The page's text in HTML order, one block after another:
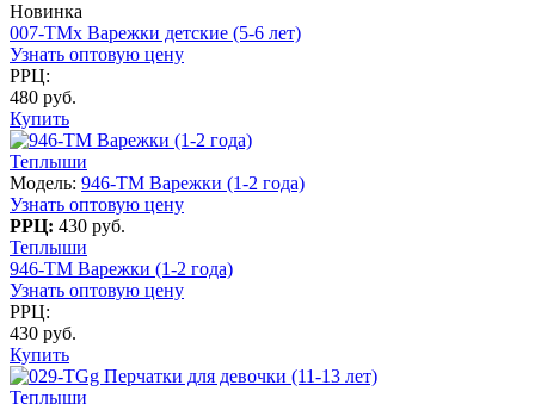
Новинка
007-TMx Варежки детские (5-6 лет)
Узнать оптовую цену
РРЦ:
480 руб.
Купить
Теплыши
Модель: 946-TM Варежки (1-2 года)
Узнать оптовую цену
РРЦ: 430 руб.
Теплыши
946-TM Варежки (1-2 года)
Узнать оптовую цену
РРЦ:
430 руб.
Купить
Теплыши